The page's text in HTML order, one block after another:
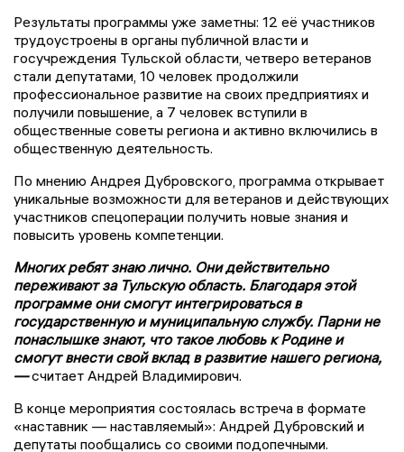
Результаты программы уже заметны: 12 её участников
трудоустроены в органы публичной власти и
госучреждения Тульской области, четверо ветеранов
стали депутатами, 10 человек продолжили
профессиональное развитие на своих предприятиях и
получили повышение, а 7 человек вступили в
общественные советы региона и активно включились в
общественную деятельность.
По мнению Андрея Дубровского, программа открывает
уникальные возможности для ветеранов и действующих
участников спецоперации получить новые знания и
повысить уровень компетенции.
Многих ребят знаю лично. Они действительно
переживают за Тульскую область. Благодаря этой
программе они смогут интегрироваться в
государственную и муниципальную службу. Парни не
понаслышке знают, что такое любовь к Родине и
смогут внести свой вклад в развитие нашего региона,
—считает Андрей Владимирович.
В конце мероприятия состоялась встреча в формате
«наставник — наставляемый»: Андрей Дубровский и
депутаты пообщались со своими подопечными.